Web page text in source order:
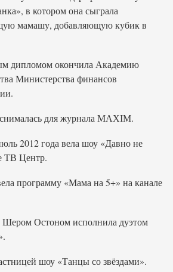
в котором она сыграла
мамашу, добавляющую кубик в
дипломом окончила Академию
Министерства финансов
для журнала МАХІМ.
2012 года вела шоу «Давно не
ТВ Центр.
программу «Мама на 5+» на канале
Шером Остоном исполнила дуэтом
шоу «Танцы со звёздами».